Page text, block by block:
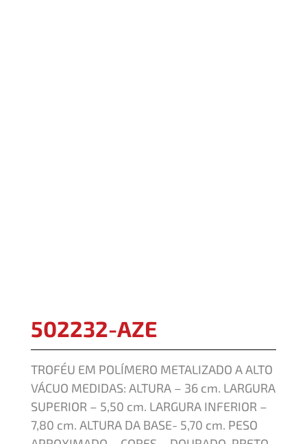
502232-AZE
TROFÉU EM POLÍMERO METALIZADO A ALTO
VÁCUO MEDIDAS: ALTURA – 36 cm. LARGURA
SUPERIOR – 5,50 cm. LARGURA INFERIOR –
7,80 cm. ALTURA DA BASE- 5,70 cm. PESO